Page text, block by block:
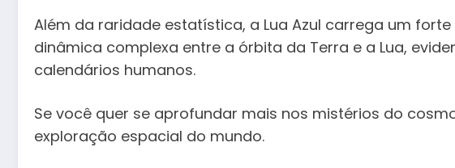
Além da raridade estatística, a Lua Azul carrega um
dinâmica complexa entre a órbita da Terra e a Lua,
calendários humanos.
Se você quer se aprofundar mais nos mistérios do
exploração espacial do mundo.